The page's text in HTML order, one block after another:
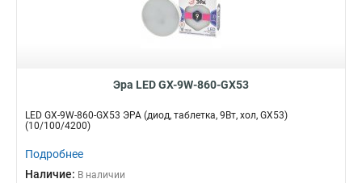
Эра LED GX-9W-860-GX53
LED GX-9W-860-GX53 ЭРА (диод, таблетка, 9Вт, хол, GX53)
(10/100/4200)
Подробнее
Наличие: В наличии